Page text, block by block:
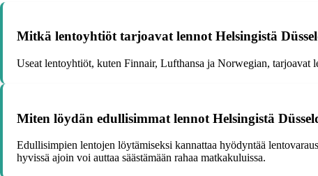
Mitkä lentoyhtiöt tarjoavat lennot Helsingistä
Useat lentoyhtiöt, kuten Finnair, Lufthansa ja Norwegian, tarjoavat
Miten löydän edullisimmat lennot Helsingistä
Edullisimpien lentojen löytämiseksi kannattaa hyödyntää
hyvissä ajoin voi auttaa säästämään rahaa matkakuluissa.